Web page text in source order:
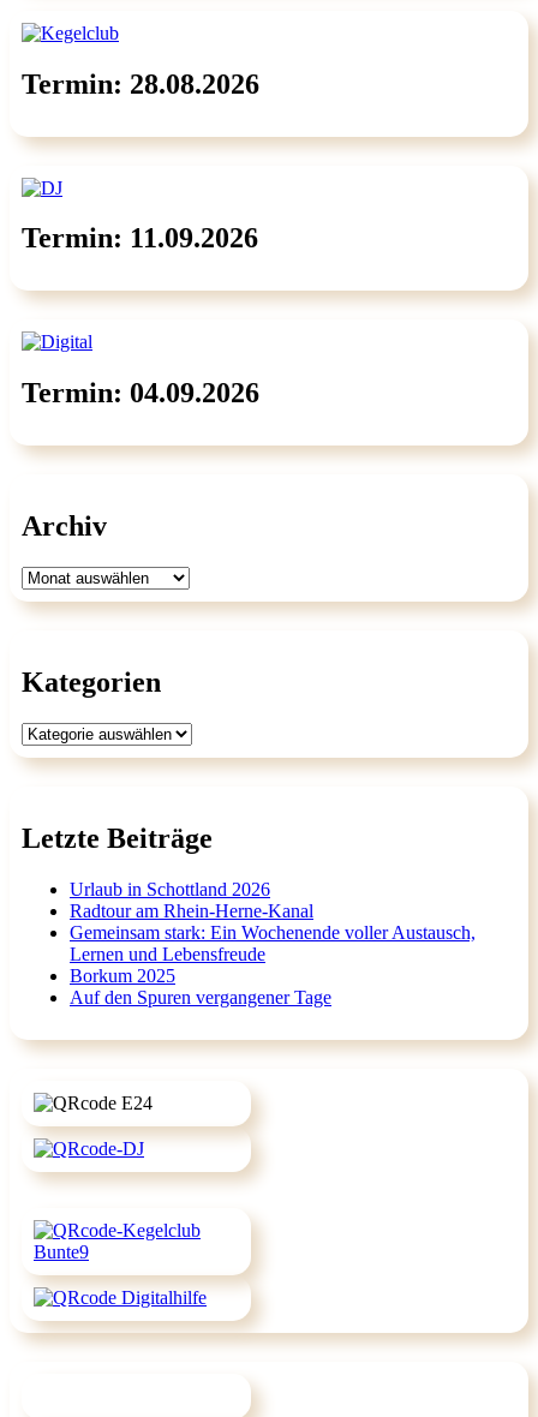
Termin: 28.08.2026
Termin: 11.09.2026
Termin: 04.09.2026
Archiv
Archiv
Kategorien
Kategorien
Letzte Beiträge
Urlaub in Schottland 2026
Radtour am Rhein-Herne-Kanal
Gemeinsam stark: Ein Wochenende voller Austausch,
Lernen und Lebensfreude
Borkum 2025
Auf den Spuren vergangener Tage